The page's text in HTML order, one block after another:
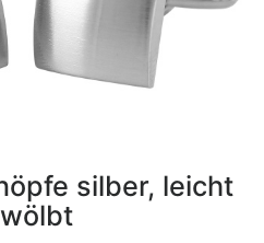
silber, leicht